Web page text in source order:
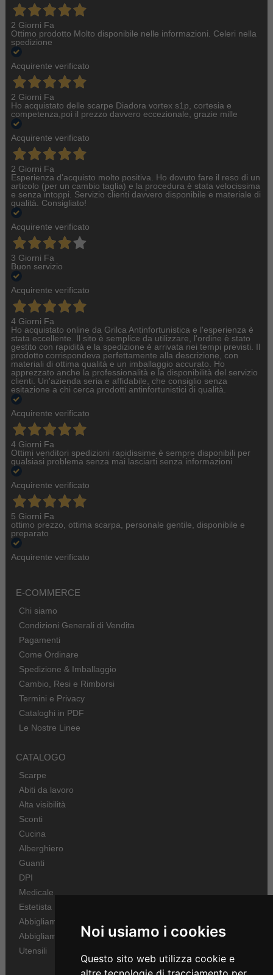
Noi usiamo i cookies
Questo sito web utilizza cookie e
2 Giorni Fa
Ottimo prodotto Molto disponibile nelle informazioni. Celeri nella
spedizione
Acquirente verificato
2 Giorni Fa
Ho acquistato delle scarpe Diadora vortex s1p, cortesia e
competenza,poi il prezzo davvero eccezionale, grazie mille
Acquirente verificato
2 Giorni Fa
Esperienza d'acquisto molto positiva. Ho dovuto fare il reso di un
articolo (per un cambio taglia) e la procedura è stata velocissima
e senza intoppi. Servizio clienti davvero disponibile e materiale di
qualità. Consigliato!
Acquirente verificato
3 Giorni Fa
Buon servizio
Acquirente verificato
4 Giorni Fa
Ho acquistato online da Grilca Antinfortunistica e l'esperienza è
stata eccellente. Il sito è semplice da utilizzare, l'ordine è stato
gestito con rapidità e la spedizione è arrivata nei tempi previsti. Il
prodotto corrispondeva perfettamente alla descrizione, con
materiali di ottima qualità e un imballaggio accurato. Ho
apprezzato anche la professionalità e la disponibilità del servizio
clienti. Un'azienda seria e affidabile, che consiglio senza
esitazione a chi cerca prodotti antinfortunistici di qualità.
Acquirente verificato
4 Giorni Fa
Ottimi venditori spedizioni rapidissime è sempre disponibili per
qualsiasi problema senza mai lasciarti senza informazioni
Acquirente verificato
5 Giorni Fa
ottimo prezzo, ottima scarpa, personale gentile, disponibile e
preparato
Acquirente verificato
E-COMMERCE
Chi siamo
Condizioni Generali di Vendita
Pagamenti
Come Ordinare
Spedizione & Imballaggio
Cambio, Resi e Rimborsi
Termini e Privacy
Cataloghi in PDF
Le Nostre Linee
CATALOGO
Scarpe
Abiti da lavoro
Alta visibilità
Sconti
Cucina
Alberghiero
Guanti
DPI
Medicale
Estetista
Abbigliamento Sportivo
Abbigliamento Bambino
Utensili